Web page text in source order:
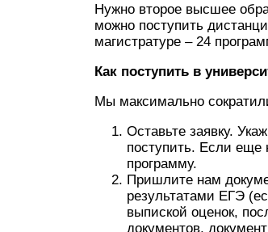
Нужно второе высшее
можно поступить
магистратуре – 24
Как поступить в
Мы максимально
Оставьте заявку.
поступить. Если еще
программу.
Пришлите нам
результатами ЕГЭ
выпиской оценок,
документов,